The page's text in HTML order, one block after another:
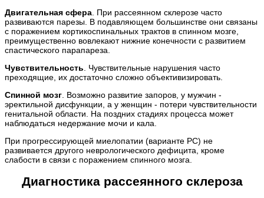
Двигательная сфера . При рассеянном склерозе часто
развиваются парезы. В подавляющем большинстве они связаны
с поражением кортикоспинальных трактов в спинном мозге,
преимущественно вовлекают нижние конечности с развитием
спастического парапареза.
Чувствительность . Чувствительные нарушения часто
преходящие, их достаточно сложно объективизировать.
Спинной мозг . Возможно развитие запоров, у мужчин -
эректильной дисфункции, а у женщин - потери чувствительности
генитальной области. На поздних стадиях процесса может
наблюдаться недержание мочи и кала.
При прогрессирующей миелопатии (варианте РС) не
развивается другого неврологического дефицита, кроме
слабости в связи с поражением спинного мозга.
Диагностика рассеянного склероза